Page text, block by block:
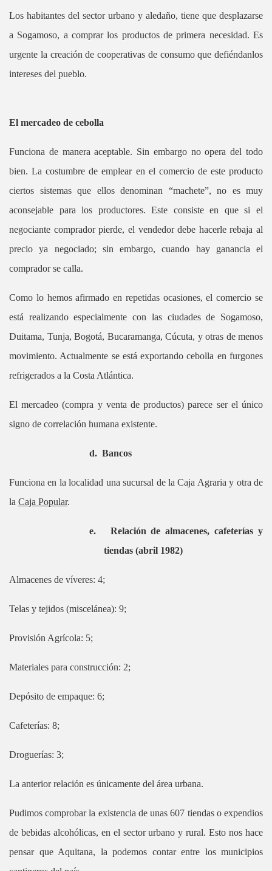
Los habitantes del sector urbano y aledaño, tiene que desplazarse
a Sogamoso, a comprar los productos de primera necesidad. Es
urgente la creación de cooperativas de consumo que defiéndanlos
intereses del pueblo.
El mercadeo de cebolla
Funciona de manera aceptable. Sin embargo no opera del todo
bien. La costumbre de emplear en el comercio de este producto
ciertos sistemas que ellos denominan “machete”, no es muy
aconsejable para los productores. Este consiste en que si el
negociante comprador pierde, el vendedor debe hacerle rebaja al
precio ya negociado; sin embargo, cuando hay ganancia el
comprador se calla.
Como lo hemos afirmado en repetidas ocasiones, el comercio se
está realizando especialmente con las ciudades de Sogamoso,
Duitama, Tunja, Bogotá, Bucaramanga, Cúcuta, y otras de menos
movimiento. Actualmente se está exportando cebolla en furgones
refrigerados a la Costa Atlántica.
El mercadeo (compra y venta de productos) parece ser el único
signo de correlación humana existente.
d. Bancos
Funciona en la localidad una sucursal de la Caja Agraria y otra de
la Caja Popular.
e.
Relación de almacenes, cafeterías y
tiendas (abril 1982)
Almacenes de víveres: 4;
Telas y tejidos (miscelánea): 9;
Provisión Agrícola: 5;
Materiales para construcción: 2;
Depósito de empaque: 6;
Cafeterías: 8;
Droguerías: 3;
La anterior relación es únicamente del área urbana.
Pudimos comprobar la existencia de unas 607 tiendas o expendios
de bebidas alcohólicas, en el sector urbano y rural. Esto nos hace
pensar que Aquitana, la podemos contar entre los municipios